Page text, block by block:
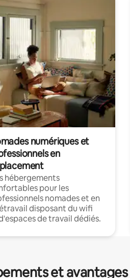
numériques et
en
hébergements
pour les
nomades et en
disposant du wifi
de travail dédiés.
et